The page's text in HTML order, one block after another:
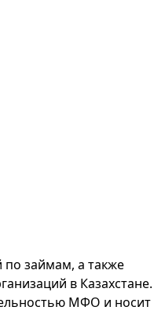
займам, а также
в Казахстане.
МФО и носит